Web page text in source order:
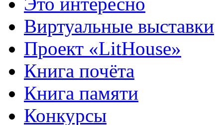
Виртуальные выставки
Проект «LitHouse»
Книга почёта
Книга памяти
Конкурсы